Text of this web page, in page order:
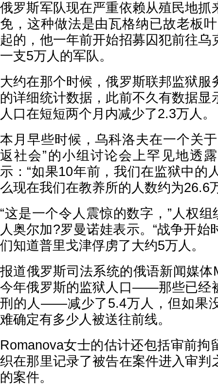
俄罗斯军队现在严重依赖从殖民地抓
免，这种做法是由瓦格纳已故老板
起的，他一年前开始招募囚犯前往乌
一支5万人的军队。
大约在那个时候，俄罗斯联邦监狱服
的详细统计数据，此前不久有数据显
人口在短短两个月内减少了2.3万人。
本月早些时候，乌科洛夫在一个关
返社会”的小组讨论会上罕见地透
示：“如果10年前，我们在监狱中的
么现在我们在教养所的人数约为26.6
“这是一个令人震惊的数字，”人权组
人奥尔加?罗曼诺娃表示。“战争开始
们知道普里戈津俘虏了大约5万人。
报道俄罗斯司法系统的俄语新闻媒体
今年俄罗斯的监狱人口——那些已经
刑的人——减少了5.4万人，但如果
难确定有多少人被送往前线。
Romanova女士的估计还包括审前拘
织在那里记录了被告在案件进入审判
的案件。